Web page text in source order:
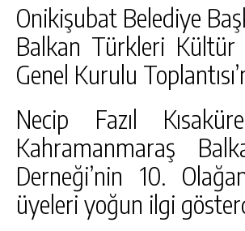
Onikişubat Belediye
Balkan Türkleri Kültür
Genel Kurulu
Necip Fazıl
Kahramanmaraş
Derneği’nin 10.
üyeleri yoğun ilgi
GÜNLÜK HABER
GÖKSUN HAFIZLIK KIZ
ÖĞRENCILERINE DARENDE